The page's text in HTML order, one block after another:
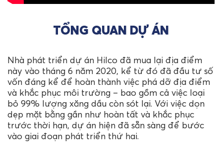
TỔNG QUAN DỰ ÁN
Nhà phát triển dự án Hilco đã mua lại địa điểm
này vào tháng 6 năm 2020, kể từ đó đã đầu tư số
vốn đáng kể để hoàn thành việc phá dỡ địa điểm
và khắc phục môi trường – bao gồm cả việc loại
bỏ 99% lượng xăng dầu còn sót lại. Với việc dọn
dẹp mặt bằng gần như hoàn tất và khắc phục
trước thời hạn, dự án hiện đã sẵn sàng để bước
vào giai đoạn phát triển thứ hai.